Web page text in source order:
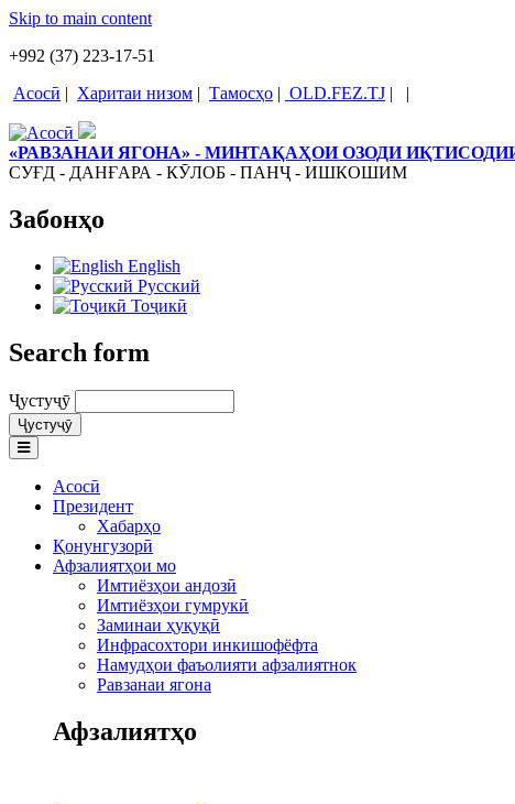
Skip to main content
+992 (37) 223-17-51
Асосӣ | Харитаи низом | Тамосҳо | OLD.FEZ.TJ | |
«РАВЗАНАИ ЯГОНА» - МИНТАҚАҲОИ ОЗОДИ
СУҒД - ДАНҒАРА - КӮЛОБ - ПАНҶ - ИШКОШИМ
Забонҳо
English
Русский
Тоҷикӣ
Search form
Ҷустуҷӯ
Асосӣ
Президент
Хабарҳо
Қонунгузорӣ
Афзалиятҳои мо
Имтиёзҳои андозӣ
Имтиёзҳои гумрукӣ
Заминаи ҳуқуқӣ
Инфрасохтори инкишофёфта
Намудҳои фаъолияти афзалиятнок
Равзанаи ягона
Афзалиятҳо